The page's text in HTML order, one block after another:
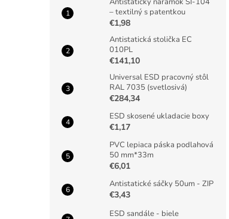
– textilný s patentkou
€1,98
Antistatická stolička EC
010PL
€141,10
Universal ESD pracovný stôl
RAL 7035 (svetlosivá)
€284,34
ESD skosené ukladacie boxy
€1,17
PVC lepiaca páska podlahová
50 mm*33m
€6,01
Antistatické sáčky 50um - ZIP
€3,43
ESD sandále - biele